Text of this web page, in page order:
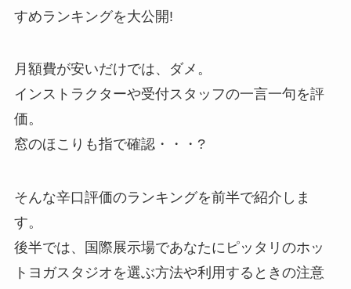
すめランキングを大公開!
月額費が安いだけでは、ダメ。
インストラクターや受付スタッフの一言一句を評
価。
窓のほこりも指で確認・・・?
そんな辛口評価のランキングを前半で紹介しま
す。
後半では、国際展示場であなたにピッタリのホッ
トヨガスタジオを選ぶ方法や利用するときの注意